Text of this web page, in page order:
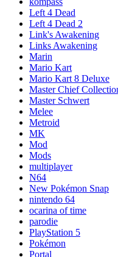
Left 4 Dead
Left 4 Dead 2
Link's Awakening
Links Awakening
Marin
Mario Kart
Mario Kart 8 Deluxe
Master Chief
Master Schwert
Melee
Metroid
MK
Mod
Mods
multiplayer
N64
New Pokémon Snap
nintendo 64
ocarina of time
parodie
PlayStation 5
Pokémon
Portal